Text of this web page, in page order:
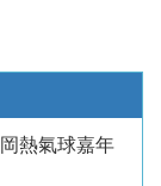
熱氣球嘉年